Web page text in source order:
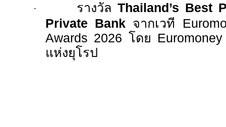
· รางวัลThailand’s Best
Private Bank จากเวที
Awards 2026 โดย
แห่งยุโรป